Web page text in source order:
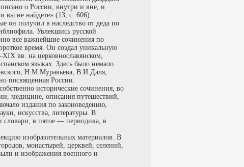
писано о России, внутри и вне, и
вы не найдете» (13, с. 606).
он получил в наследство от деда по
Увлекшись русской
все важнейшие сочинения по
время. Он создал уникальную
вв. на церковнославянском,
языках. Здесь было немало
Н.М.Муравьева, В.И.Даля,
посвященная России.
исторические сочинения, во
медицине, описания путешествий,
издания по законоведению,
искусства, литературы. В
словари, в пятое — периодика, в
изобразительных материалов. В
монастырей, церквей, селений,
и изображения военного и